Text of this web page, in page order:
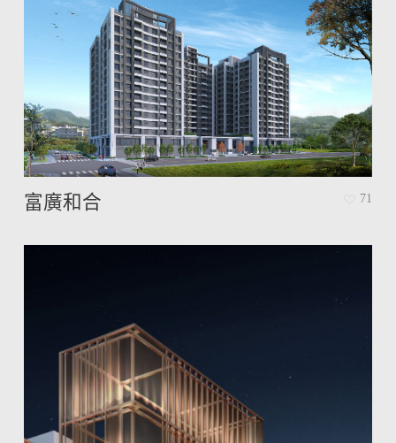
富廣和合 71